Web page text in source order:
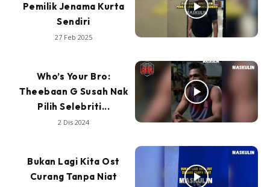
Pemilik Jenama Kurta
Sendiri
27 Feb 2025
Who’s Your Bro:
Theebaan G Susah Nak
Pilih Selebriti...
2 Dis 2024
Bukan Lagi Kita Ost
Curang Tanpa Niat